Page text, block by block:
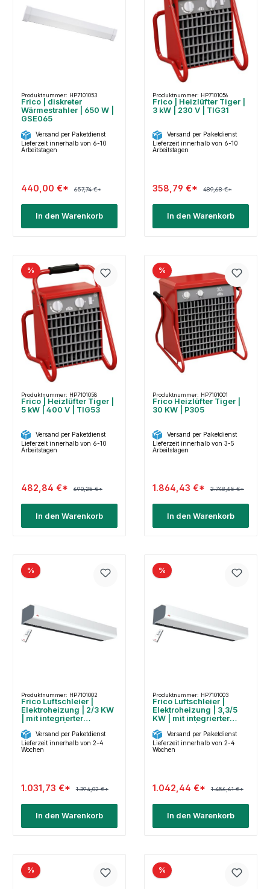
Produktnummer: HP7101053
Frico | diskreter
Wärmestrahler | 650 W |
GSE065
Versand per Paketdienst
Lieferzeit innerhalb von 6-10
Arbeitstagen
440,00 €* 657,74 €*
In den Warenkorb
Produktnummer: HP7101056
Frico | Heizlüfter Tiger |
3 kW | 230 V | TIG31
Versand per Paketdienst
Lieferzeit innerhalb von 6-10
Arbeitstagen
358,79 €* 489,68 €*
In den Warenkorb
%
Produktnummer: HP7101058
Frico | Heizlüfter Tiger |
5 kW | 400 V | TIG53
Versand per Paketdienst
Lieferzeit innerhalb von 6-10
Arbeitstagen
482,84 €* 690,25 €*
In den Warenkorb
%
Produktnummer: HP7101001
Frico Heizlüfter Tiger |
30 KW | P305
Versand per Paketdienst
Lieferzeit innerhalb von 3-5
Arbeitstagen
1.864,43 €* 2.748,65 €*
In den Warenkorb
%
Produktnummer: HP7101002
Frico Luftschleier |
Elektroheizung | 2/3 KW
| mit integrierter
Versand per Paketdienst
Lieferzeit innerhalb von 2-4
Wochen
1.031,73 €* 1.394,02 €*
In den Warenkorb
%
Produktnummer: HP7101003
Frico Luftschleier |
Elektroheizung | 3,3/5
KW | mit integrierter
Versand per Paketdienst
Lieferzeit innerhalb von 2-4
Wochen
1.042,44 €* 1.456,61 €*
In den Warenkorb
% %